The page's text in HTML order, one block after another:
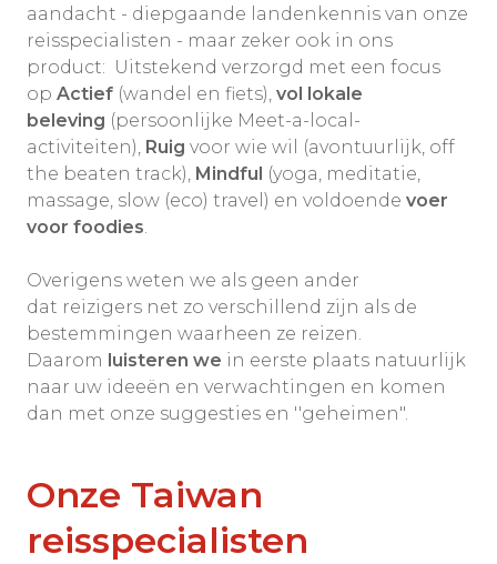
aandacht - diepgaande landenkennis van onze
reisspecialisten - maar zeker ook in ons
product: Uitstekend verzorgd met een focus
op Actief (wandel en fiets), vol lokale
beleving (persoonlijke Meet-a-local-
activiteiten), Ruig voor wie wil (avontuurlijk, off
the beaten track), Mindful (yoga, meditatie,
massage, slow (eco) travel) en voldoende voer
voor foodies.
Overigens weten we als geen ander
dat reizigers net zo verschillend zijn als de
bestemmingen waarheen ze reizen.
Daarom luisteren we in eerste plaats natuurlijk
naar uw ideeën en verwachtingen en komen
dan met onze suggesties en ''geheimen".
Onze Taiwan
reisspecialisten